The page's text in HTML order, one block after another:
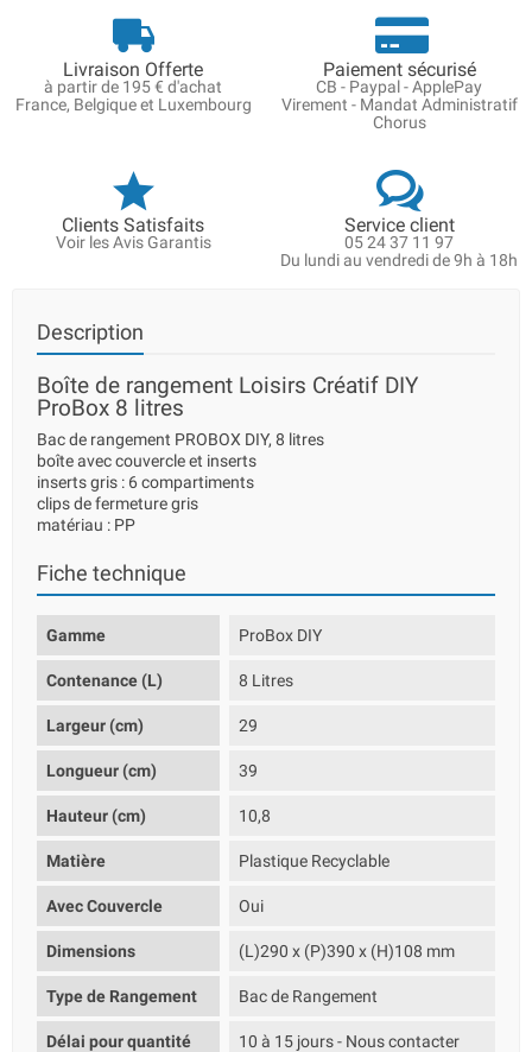
Livraison Offerte
à partir de 195 € d'achat
France, Belgique et Luxembourg
Paiement sécurisé
CB - Paypal - ApplePay
Virement - Mandat Administratif
Chorus
Clients Satisfaits
Voir les Avis Garantis
Service client
05 24 37 11 97
Du lundi au vendredi de 9h à 18h
Description
Boîte de rangement Loisirs Créatif DIY
ProBox 8 litres
Bac de rangement PROBOX DIY, 8 litres
boîte avec couvercle et inserts
inserts gris : 6 compartiments
clips de fermeture gris
matériau : PP
Fiche technique
Gamme ProBox DIY
Contenance (L) 8 Litres
Largeur (cm) 29
Longueur (cm) 39
Hauteur (cm) 10,8
Matière Plastique Recyclable
Avec Couvercle Oui
Dimensions (L)290 x (P)390 x (H)108 mm
Type de Rangement Bac de Rangement
Délai pour quantité
10 à 15 jours - Nous contacter